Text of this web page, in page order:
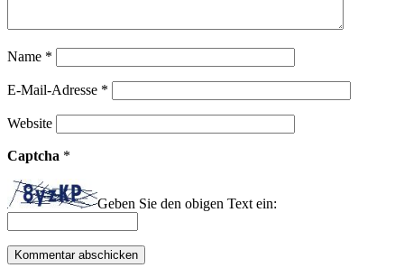
Name *
E-Mail-Adresse *
Website
Captcha *
Geben Sie den obigen Text ein: